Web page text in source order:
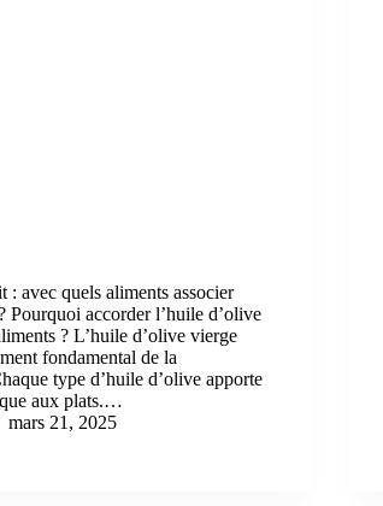
: avec quels aliments associer
Pourquoi accorder l’huile d’olive
? L’huile d’olive vierge
fondamental de la
type d’huile d’olive apporte
aux plats.…
mars 21, 2025